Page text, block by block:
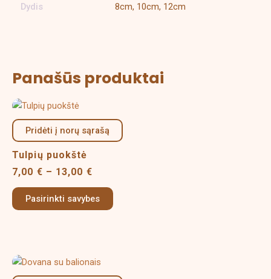
Dydis 8cm, 10cm, 12cm
Panašūs produktai
Pridėti į norų sąrašą
Tulpių puokštė
7,00 € – 13,00 €
7,00 €
through
Pasirinkti savybes
product
has
options
may
Price
product